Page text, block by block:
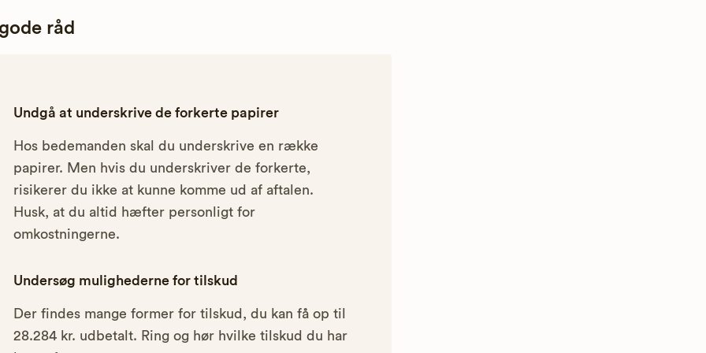
råd
Undgå at underskrive de forkerte papirer
Hos bedemanden skal du underskrive en række
papirer. Men hvis du underskriver de forkerte,
risikerer du ikke at kunne komme ud af aftalen.
Husk, at du altid hæfter personligt for
omkostningerne.
Undersøg mulighederne for tilskud
Der findes mange former for tilskud, du kan få op til
28.284 kr. udbetalt. Ring og hør hvilke tilskud du har